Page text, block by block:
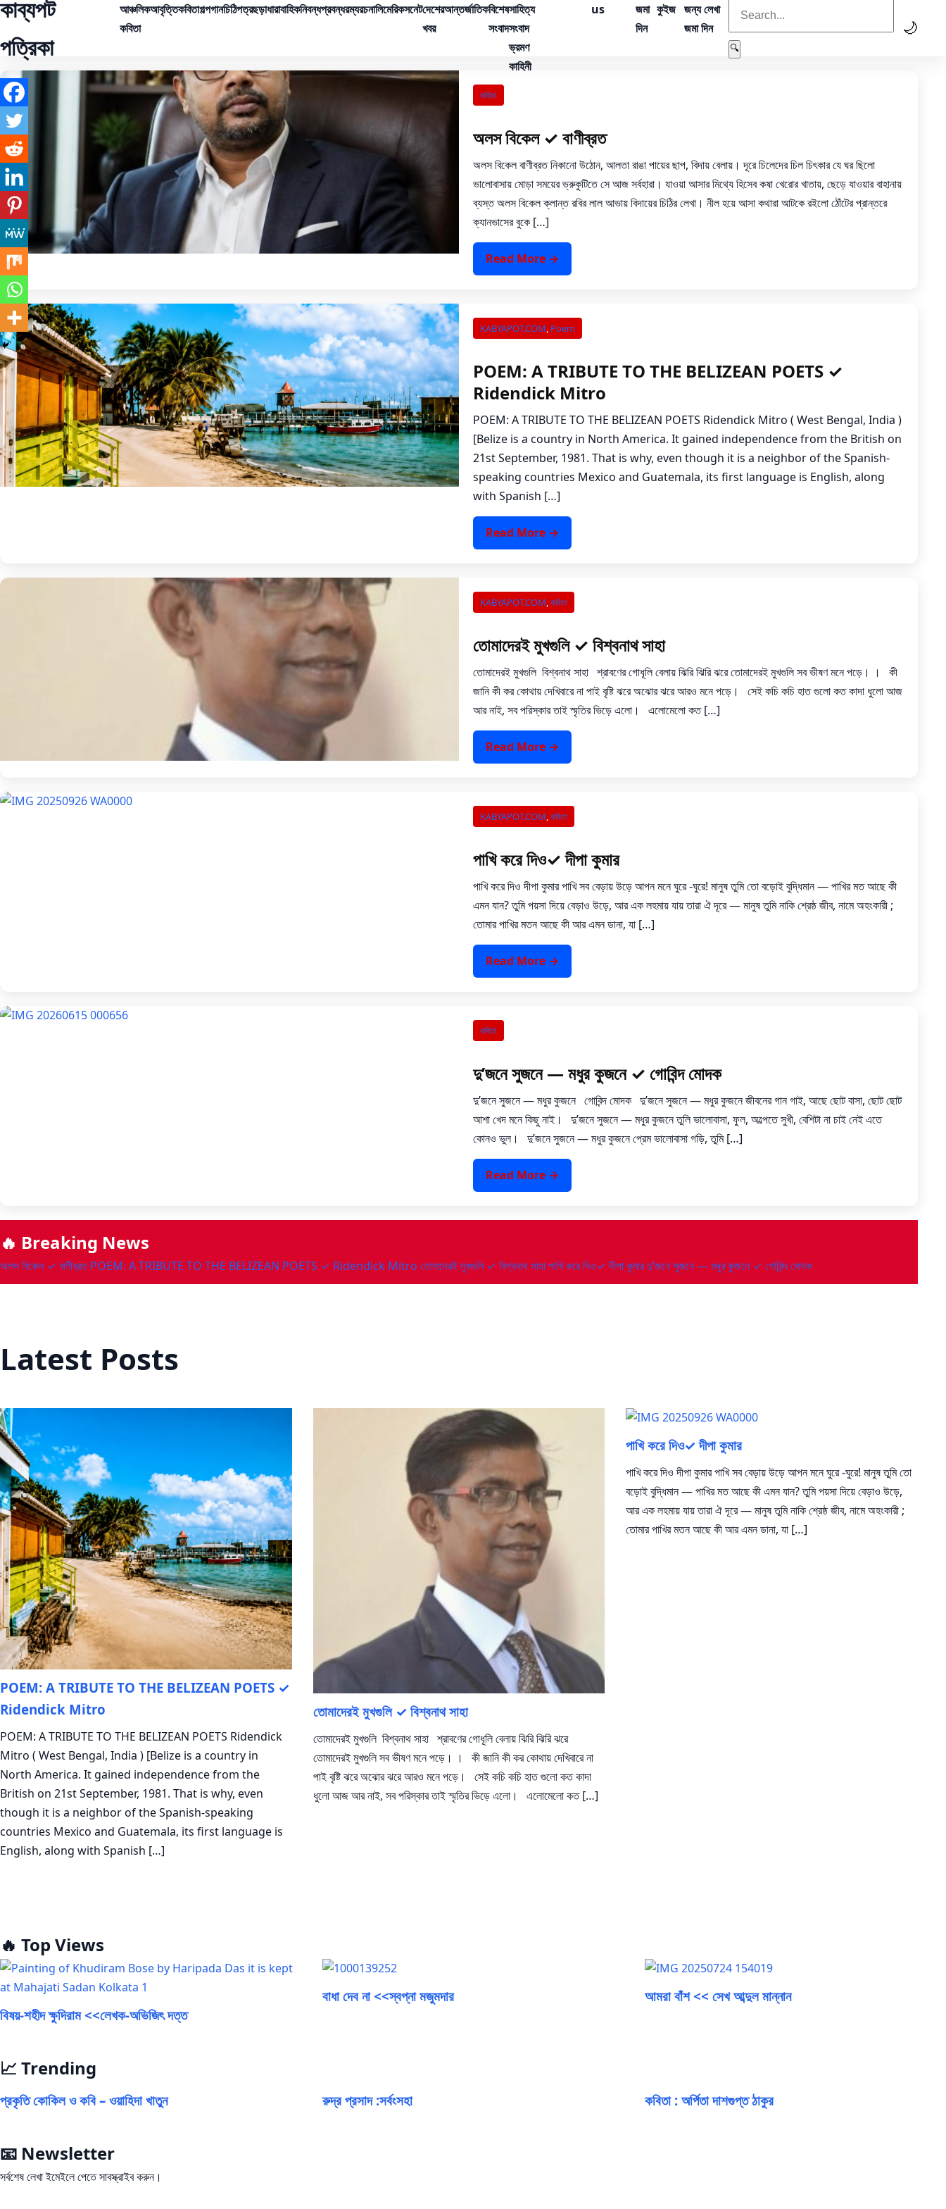
কাব্যপট
পত্রিকা
আঞ্চলিক
কবিতা
আবৃত্তিকবিতাগল্পগানচিঠিপত্রছড়াধারাবাহিকনিবন্ধপ্রবন্ধরম্যরচনালিমেরিকসনেটদেশের
খবর
আন্তর্জাতিকবিশেষ
সংবাদ
সাহিত্য
সংবাদ
ভ্রমণ
কাহিনী
us
জমা
দিন
কুইজ জন্য লেখা
জমা দিন
🔍
🌙
কবিতা
অলস বিকেল ✓ বাণীব্রত
অলস বিকেল বাণীব্রত নিকানো উঠোন, আলতা রাঙা পায়ের ছাপ, বিদায় বেলায়। দূরে চিলেদের চিল চিৎকার যে ঘর ছিলো
ভালোবাসায় মোড়া সময়ের ভ্রুকুটিতে সে আজ সর্বহারা। যাওয়া আসার মিথ্যে হিসেব কষা খেরোর খাতায়, ছেড়ে যাওয়ার বাহানায়
ব্যস্ত অলস বিকেল ক্লান্ত রবির লাল আভায় বিদায়ের চিঠির লেখা। নীল হয়ে আসা কথারা আটকে রইলো ঠোঁটের প্রান্তরে
ক্যানভাসের বুকে […]
Read More →
KABYAPOT.COM, Poem
POEM: A TRIBUTE TO THE BELIZEAN POETS ✓
Ridendick Mitro
POEM: A TRIBUTE TO THE BELIZEAN POETS Ridendick Mitro ( West Bengal, India )
[Belize is a country in North America. It gained independence from the British on
21st September, 1981. That is why, even though it is a neighbor of the Spanish-
speaking countries Mexico and Guatemala, its first language is English, along
with Spanish […]
Read More →
KABYAPOT.COM,কবিতা
তোমাদেরই মুখগুলি ✓ বিশ্বনাথ সাহা
তোমাদেরই মুখগুলি বিশ্বনাথ সাহা শ্রাবণের গোধূলি বেলায় ঝিরি ঝিরি ঝরে তোমাদেরই মুখগুলি সব ভীষণ মনে পড়ে। । কী
জানি কী কর কোথায় দেখিবারে না পাই বৃষ্টি ঝরে অঝোর ঝরে আরও মনে পড়ে। সেই কচি কচি হাত গুলো কত কাদা ধুলো আজ
আর নাই, সব পরিস্কার তাই স্মৃতির ভিড়ে এলো। এলোমেলো কত […]
Read More →
KABYAPOT.COM,কবিতা
পাখি করে দিও✓ দীপা কুমার
পাখি করে দিও দীপা কুমার পাখি সব বেড়ায় উড়ে আপন মনে ঘুরে -ঘুরে! মানুষ তুমি তো বড়োই বুদ্ধিমান — পাখির মত আছে কী
এমন যান? তুমি পয়সা দিয়ে বেড়াও উড়ে, আর এক লহমায় যায় তারা ঐ দূরে — মানুষ তুমি নাকি শ্রেষ্ঠ জীব, নামে অহংকারী ;
তোমার পাখির মতন আছে কী আর এমন ডানা, যা […]
Read More →
কবিতা
দু’জনে সুজনে — মধুর কুজনে ✓ গোবিন্দ মোদক
দু’জনে সুজনে — মধুর কুজনে গোবিন্দ মোদক দু’জনে সুজনে — মধুর কুজনে জীবনের গান গাই, আছে ছোট বাসা, ছোট ছোট
আশা খেদ মনে কিছু নাই। দু’জনে সুজনে — মধুর কুজনে তুলি ভালোবাসা, ফুল, অল্পেতে সুখী, বেশিটা না চাই নেই এতে
কোনও ভুল। দু’জনে সুজনে — মধুর কুজনে প্রেম ভালোবাসা গড়ি, তুমি […]
Read More →
🔥 Breaking News
অলস বিকেল ✓ বাণীব্রতPOEM: A TRIBUTE TO THE BELIZEAN POETS ✓ Ridendick Mitro তোমাদেরই মুখগুলি ✓ বিশ্বনাথ সাহাপাখি করে দিও✓ দীপা কুমারদু’জনে সুজনে — মধুর কুজনে ✓ গোবিন্দ মোদক
Latest Posts
POEM: A TRIBUTE TO THE BELIZEAN POETS ✓
Ridendick Mitro
POEM: A TRIBUTE TO THE BELIZEAN POETS Ridendick
Mitro ( West Bengal, India ) [Belize is a country in
North America. It gained independence from the
British on 21st September, 1981. That is why, even
though it is a neighbor of the Spanish-speaking
countries Mexico and Guatemala, its first language is
English, along with Spanish […]
তোমাদেরই মুখগুলি ✓ বিশ্বনাথ সাহা
তোমাদেরই মুখগুলি বিশ্বনাথ সাহা শ্রাবণের গোধূলি বেলায় ঝিরি ঝিরি ঝরে
তোমাদেরই মুখগুলি সব ভীষণ মনে পড়ে। । কী জানি কী কর কোথায় দেখিবারে না
পাই বৃষ্টি ঝরে অঝোর ঝরে আরও মনে পড়ে। সেই কচি কচি হাত গুলো কত কাদা
ধুলো আজ আর নাই, সব পরিস্কার তাই স্মৃতির ভিড়ে এলো। এলোমেলো কত […]
পাখি করে দিও✓ দীপা কুমার
পাখি করে দিও দীপা কুমার পাখি সব বেড়ায় উড়ে আপন মনে ঘুরে -ঘুরে! মানুষ তুমি তো
বড়োই বুদ্ধিমান — পাখির মত আছে কী এমন যান? তুমি পয়সা দিয়ে বেড়াও উড়ে,
আর এক লহমায় যায় তারা ঐ দূরে — মানুষ তুমি নাকি শ্রেষ্ঠ জীব, নামে অহংকারী ;
তোমার পাখির মতন আছে কী আর এমন ডানা, যা […]
🔥 Top Views
বিষয়-শহীদ ক্ষুদিরাম <<লেখক-অভিজিৎ দত্ত
বাধা দেব না <<স্বপ্না মজুমদার আমরা বাঁশ << সেখ আব্দুল মান্নান
📈 Trending
প্রকৃতি কোকিল ও কবি – ওয়াহিদা খাতুন রুদ্র প্রসাদ :সর্বংসহা কবিতা : অর্পিতা দাশগুপ্ত ঠাকুর
📧 Newsletter
সর্বশেষ লেখা ইমেইলে পেতে সাবস্ক্রাইব করুন।